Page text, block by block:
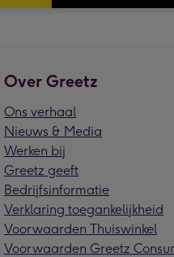
Over Greetz
Ons verhaal
Nieuws & Media
Werken bij
Greetz geeft
Bedrijfsinformatie
Verklaring toegankelijkheid
Voorwaarden Thuiswinkel
Voorwaarden Greetz